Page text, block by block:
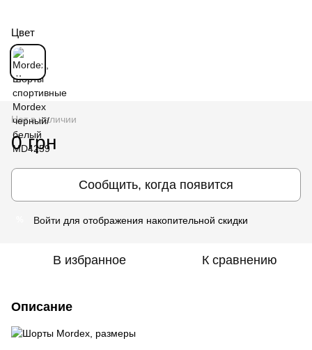
Цвет
Нет в наличии
0 грн
Сообщить, когда появится
Войти для отображения накопительной скидки
В избранное К сравнению
Описание